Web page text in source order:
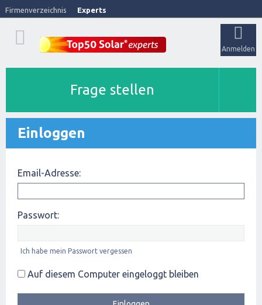
Firmenverzeichnis Experts
Anmelden
Frage stellen
Einloggen
Email-Adresse:
Passwort:
Ich habe mein Passwort vergessen
Auf diesem Computer eingeloggt bleiben